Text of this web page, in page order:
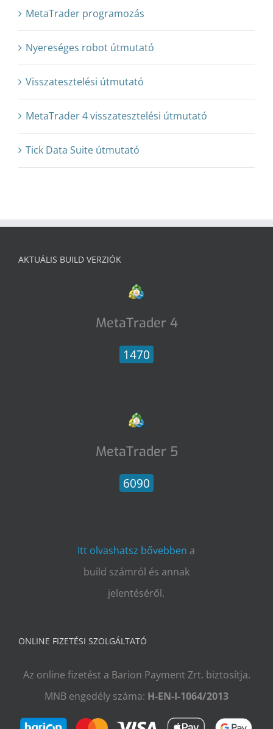
MetaTrader programozás
Nyereséges robot útmutató
Visszatesztelési útmutató
MetaTrader 4 visszatesztelési útmutató
Tick Data Suite útmutató
AKTUÁLIS BUILD VERZIÓK
MetaTrader 4
1470
MetaTrader 5
6090
Itt olvashatsz bővebben a
build számról és annak
jelentéséről.
ONLINE FIZETÉSI SZOLGÁLTATÓ
Az online fizetést a Barion Payment Zrt. biztosítja.
MNB engedély száma: H-EN-I-1064/2013